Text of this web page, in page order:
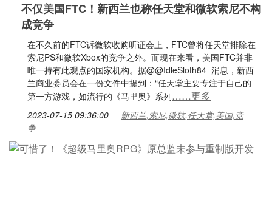
不仅美国FTC！新西兰也称任天堂和微软索尼不构
成竞争
在不久前的FTC诉微软收购听证会上，FTC曾将任天堂排除在
索尼PS和微软Xbox的竞争之外。而现在来看，美国FTC并非
唯一持有此观点的国家机构。据@@IdleSloth84_消息，新西
兰商业委员会在一份文件中提到：“任天堂主要专注于自己的
第一方游戏，如流行的《马里奥》系列……更多
2023-07-15 09:36:00
新西兰,索尼,微软,任天堂,美国,竞
争